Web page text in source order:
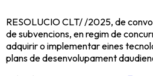
RESOLUCIO CLT/ /2025, de
de subvencions, en regim de
adquirir o implementar eines
plans de desenvolupament